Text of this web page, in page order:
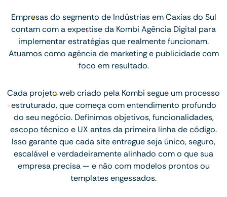
Empresas do segmento de Indústrias em Caxias do Sul
contam com a expertise da Kombi Agência Digital para
implementar estratégias que realmente funcionam.
Atuamos como agência de marketing e publicidade com
foco em resultado.
Cada projeto web criado pela Kombi segue um processo
estruturado, que começa com entendimento profundo
do seu negócio. Definimos objetivos, funcionalidades,
escopo técnico e UX antes da primeira linha de código.
Isso garante que cada site entregue seja único, seguro,
escalável e verdadeiramente alinhado com o que sua
empresa precisa — e não com modelos prontos ou
templates engessados.